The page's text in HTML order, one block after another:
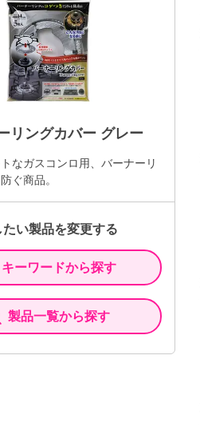
リングカバー グレー
なガスコンロ用、バーナーリ
ぐ商品。
たい製品を変更する
キーワードから探す
製品一覧から探す